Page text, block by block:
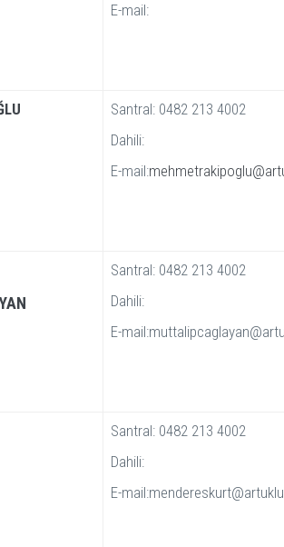
E-mail:
Santral: 0482 213 4002
Dahili:
E-mail:
Santral: 0482 213 4002
Dahili:
E-
Santral: 0482 213 4002
Dahili:
E-